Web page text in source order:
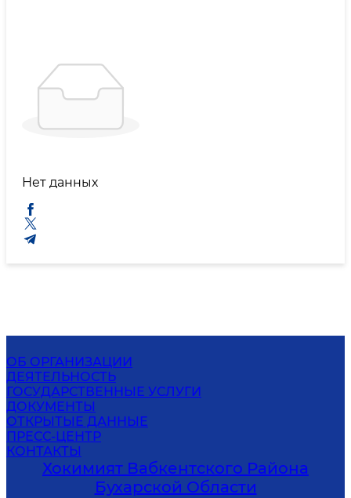
Нет данных
ОБ ОРГАНИЗАЦИИ
ДЕЯТЕЛЬНОСТЬ
ГОСУДАРСТВЕННЫЕ УСЛУГИ
ДОКУМЕНТЫ
ОТКРЫТЫЕ ДАННЫЕ
ПРЕСС-ЦЕНТР
КОНТАКТЫ
Хокимият Вабкентского Района
Бухарской Области